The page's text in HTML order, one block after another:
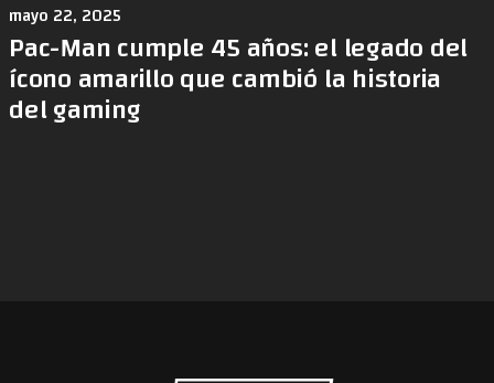
mayo 22, 2025
Pac-Man cumple 45 años: el legado del
ícono amarillo que cambió la historia
del gaming